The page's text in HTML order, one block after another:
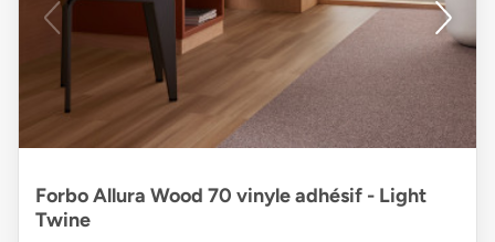
Forbo Allura Wood 70 vinyle adhésif - Light
Twine